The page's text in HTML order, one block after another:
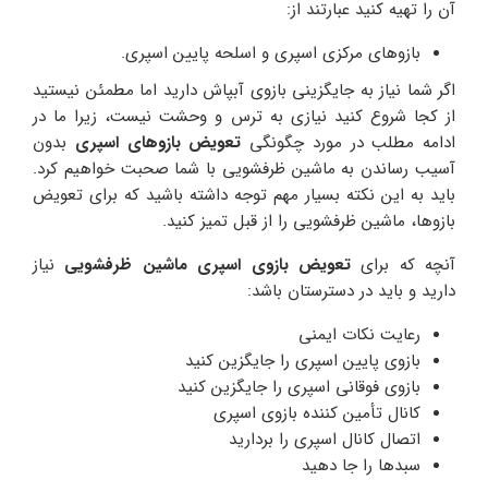
آن را تهیه کنید عبارتند از:
بازوهای مرکزی اسپری و اسلحه پایین اسپری.
اگر شما نیاز به جایگزینی بازوی آبپاش دارید اما مطمئن نیستید
از کجا شروع کنید نیازی به ترس و وحشت نیست، زیرا ما در
ادامه مطلب در مورد چگونگی تعویض بازوهای اسپری بدون
آسیب رساندن به ماشین ظرفشویی با شما صحبت خواهیم کرد.
باید به این نکته بسیار مهم توجه داشته باشید که برای تعویض
بازوها، ماشین ظرفشویی را از قبل تمیز کنید.
آنچه که برایتعویض بازوی اسپری ماشین ظرفشویی نیاز
دارید و باید در دسترستان باشد:
رعایت نکات ایمنی
بازوی پایین اسپری را جایگزین کنید
بازوی فوقانی اسپری را جایگزین کنید
کانال تأمین کننده بازوی اسپری
اتصال کانال اسپری را بردارید
سبدها را جا دهید